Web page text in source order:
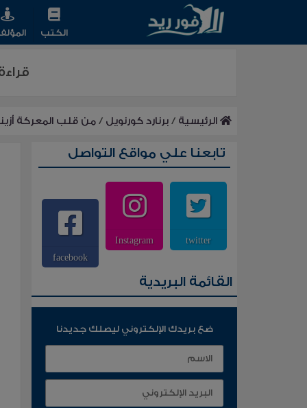
الكتب
الرئيسية /برنارد كورنويل /من قلب المعركة
تابعنا علي مواقع التواصل
twitter
Instagram
facebook
القائمة البريدية
ضع بريدك الإلكتروني ليصلك جديدنا